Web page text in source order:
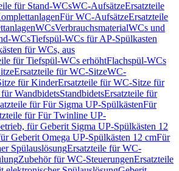
für Stand-WCsWC-AufsätzeErsatzteile
Für WC-AufsätzeErsatzteile
WCsVerbrauchsmaterialWCs und
WCsTiefspül-WCs für AP-Spülkasten
für WCs, aus
für Tiefspül-WCs erhöhtFlachspül-WCs
Ersatzteile für WC-SitzeWC-
für KinderErsatzteile für WC-Sitze für
WandbidetsStandbidetsErsatzteile für
für Für Sigma UP-SpülkästenFür
für Für Twinline UP-
für Geberit Sigma UP-Spülkästen 12
Geberit Omega UP-Spülkästen 12 cmFür
SpülauslösungErsatzteile für WC-
Zubehör für WC-SteuerungenErsatzteile